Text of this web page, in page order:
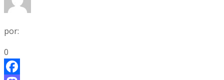
por:
0